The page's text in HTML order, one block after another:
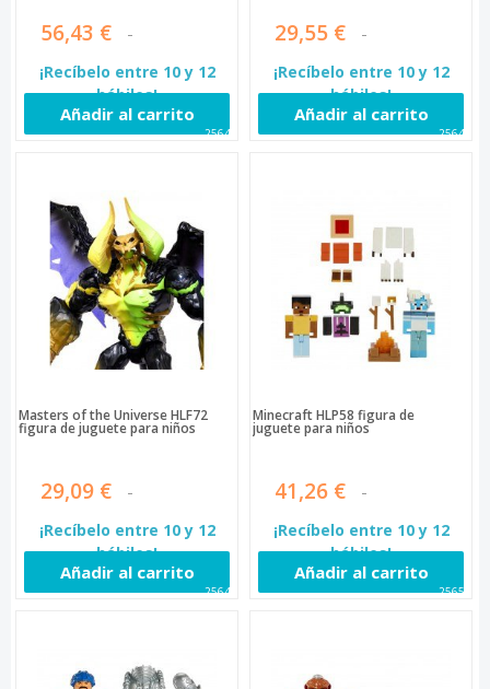
56,43 €
¡Recíbelo entre 10 y 12
hábiles!
Añadir al carrito
25640
29,55 €
¡Recíbelo entre 10 y 12
hábiles!
Añadir al carrito
25646
Masters of the Universe HLF72
figura de juguete para niños
29,09 €
¡Recíbelo entre 10 y 12
hábiles!
Añadir al carrito
25649
Minecraft HLP58 figura de
juguete para niños
41,26 €
¡Recíbelo entre 10 y 12
hábiles!
Añadir al carrito
25652